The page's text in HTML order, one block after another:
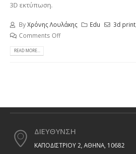
3D εκτύπωση.
ByΧρόνης Λουλάκης Edu 3d print
Comments Off
READ MORE...
ΔΙΕΥΘΥΝΣΗ
ΚΑΠΟΔΙΣΤΡΙΟΥ 2, ΑΘΗΝΑ, 10682